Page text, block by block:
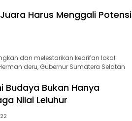
Harus Menggali Potensi
dan melestarikan kearifan lokal
deru, Gubernur Sumatera Selatan
Budaya Bukan Hanya
Nilai Leluhur